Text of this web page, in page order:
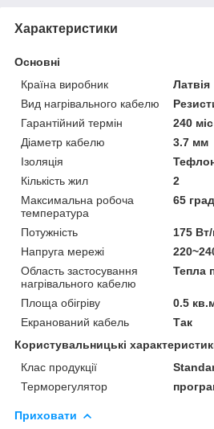
Характеристики
Основні
Країна виробник
Латвія
Вид нагрівального кабелю
Гарантійний термін
240 міс
Діаметр кабелю
3.7 мм
Ізоляція
Кількість жил
2
Максимальна робоча
температура
65
Потужність
175
Напруга мережі
Область застосування
нагрівального кабелю
Тепла
Площа обігріву
0.5
Екранований кабель
Так
Користувальницькі
Клас продукції
Терморегулятор
Приховати